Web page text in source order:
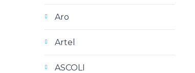
Aro
Artel
ASCOLI